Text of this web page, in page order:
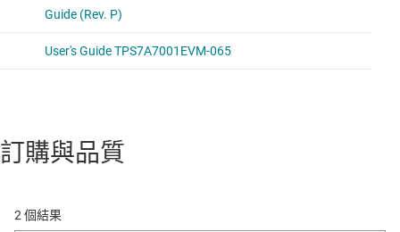
訂購與品質